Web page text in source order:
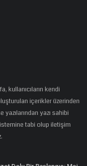
kullanıcıların kendi
içerikler üzerinden
yazı sahibi
tabi olup iletişim